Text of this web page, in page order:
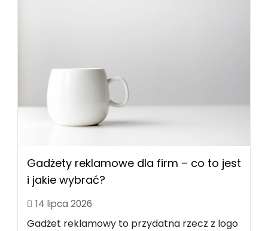
Gadżety reklamowe dla firm – co to jest
i jakie wybrać?
14 lipca 2026
Gadżet reklamowy to przydatna rzecz z logo